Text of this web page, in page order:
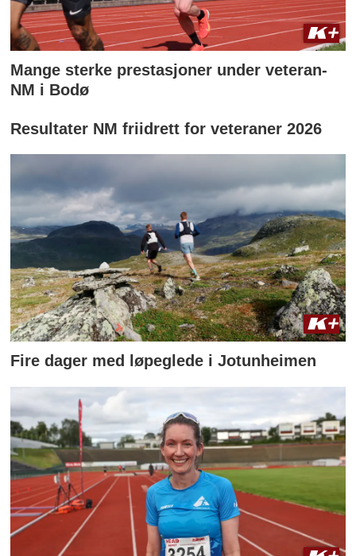
Mange sterke prestasjoner under veteran-
NM i Bodø
Resultater NM friidrett for veteraner 2026
Fire dager med løpeglede i Jotunheimen